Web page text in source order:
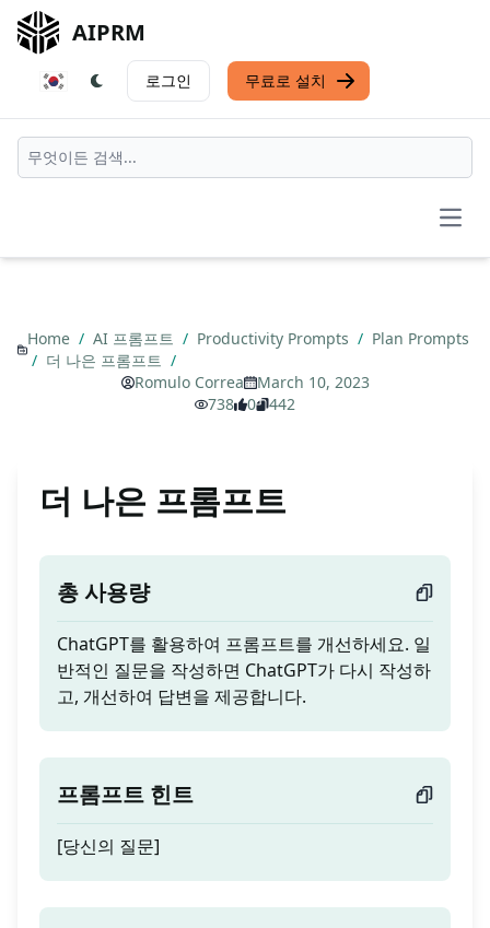
AIPRM
로그인 무료로 설치
Home / AI 프롬프트 / Productivity Prompts / Plan Prompts
/ 더 나은 프롬프트 /
Romulo Correa
March 10, 2023
738
0 442
더 나은 프롬프트
총 사용량
ChatGPT를 활용하여 프롬프트를 개선하세요. 일
반적인 질문을 작성하면 ChatGPT가 다시 작성하
고, 개선하여 답변을 제공합니다.
프롬프트 힌트
[당신의 질문]